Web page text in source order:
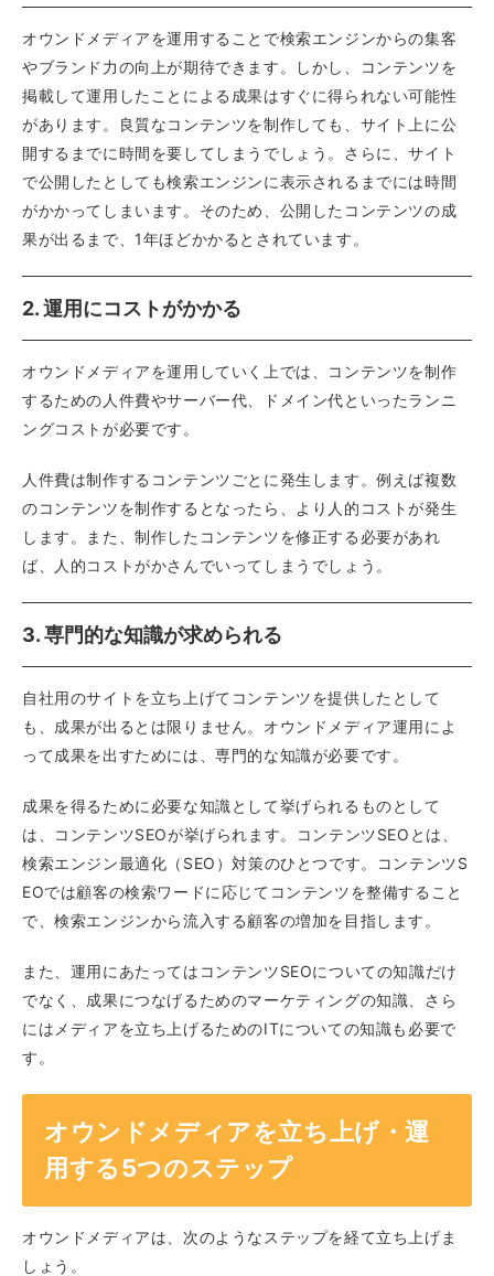
オウンドメディアを運用することで検索エンジンからの集客
やブランド力の向上が期待できます。しかし、コンテンツを
掲載して運用したことによる成果はすぐに得られない可能性
があります。良質なコンテンツを制作しても、サイト上に公
開するまでに時間を要してしまうでしょう。さらに、サイト
で公開したとしても検索エンジンに表示されるまでには時間
がかかってしまいます。そのため、公開したコンテンツの成
果が出るまで、1年ほどかかるとされています。
2. 運用にコストがかかる
オウンドメディアを運用していく上では、コンテンツを制作
するための人件費やサーバー代、ドメイン代といったランニ
ングコストが必要です。
人件費は制作するコンテンツごとに発生します。例えば複数
のコンテンツを制作するとなったら、より人的コストが発生
します。また、制作したコンテンツを修正する必要があれ
ば、人的コストがかさんでいってしまうでしょう。
3. 専門的な知識が求められる
自社用のサイトを立ち上げてコンテンツを提供したとして
も、成果が出るとは限りません。オウンドメディア運用によ
って成果を出すためには、専門的な知識が必要です。
成果を得るために必要な知識として挙げられるものとして
は、コンテンツSEOが挙げられます。コンテンツSEOとは、
検索エンジン最適化（SEO）対策のひとつです。コンテンツS
EOでは顧客の検索ワードに応じてコンテンツを整備すること
で、検索エンジンから流入する顧客の増加を目指します。
また、運用にあたってはコンテンツSEOについての知識だけ
でなく、成果につなげるためのマーケティングの知識、さら
にはメディアを立ち上げるためのITについての知識も必要で
す。
オウンドメディアを立ち上げ・運
用する5つのステップ
オウンドメディアは、次のようなステップを経て立ち上げま
しょう。